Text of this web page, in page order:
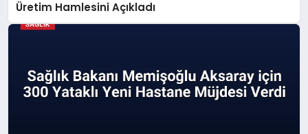
Üretim Hamlesini Açıkladı